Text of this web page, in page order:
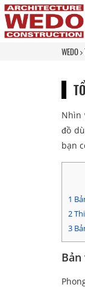
WEDO
Nhìn
đồ
bạn
1
2
3